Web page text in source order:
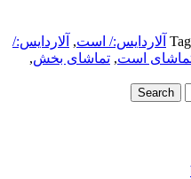
آلاردایس:/ است, آلاردایس:/
است, تماشای بخش,